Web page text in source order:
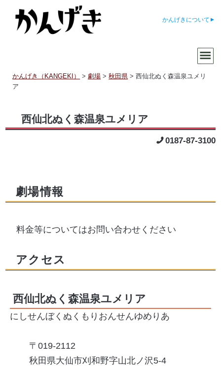
かんげきについて
かんげき（KANGEKI） >劇場 >秋田県 > 西仙北ぬく森温泉ユメリ
ア
西仙北ぬく森温泉ユメリア
0187-87-3100
劇場情報
料金等についてはお問い合わせください
アクセス
西仙北ぬく森温泉ユメリア
にしせんぼくぬくもりおんせんゆめりあ
019-2112
秋田県大仙市刈和野字山北ノ沢5-4